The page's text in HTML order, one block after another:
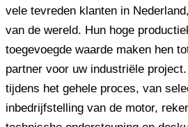
vele tevreden klanten in
van de wereld. Hun hoge
toegevoegde waarde maken hen
partner voor uw industriële
tijdens het gehele proces, van
inbedrijfstelling van de motor,